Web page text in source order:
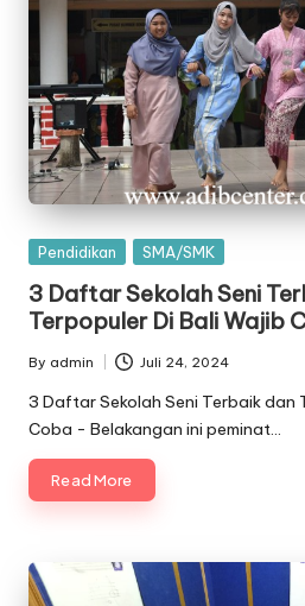
Posted
Pendidikan SMA/SMK
3 Daftar Sekolah Seni
Terpopuler Di Bali Wajib
Posted
by
By admin Juli 24, 2024
3 Daftar Sekolah Seni Terbaik dan
Coba - Belakangan ini peminat…
Read More